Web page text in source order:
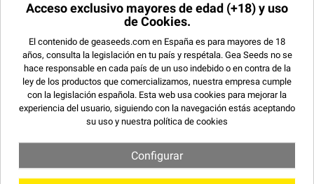
EFECTO EUFÓRICO
COMPARTIR
Imágenes de Bubblegum XL - Royal
Queen Seeds
Acceso exclusivo mayores de edad (+18) y uso
de Cookies.
El contenido de geaseeds.com en España es para mayores de 18
años, consulta la legislación en tu país y respétala. Gea Seeds no se
hace responsable en cada país de un uso indebido o en contra de la
ley de los productos que comercializamos, nuestra empresa cumple
con la legislación española. Esta web usa cookies para mejorar la
experiencia del usuario, siguiendo con la navegación estás aceptando
su uso y nuestra política de cookies
Configurar